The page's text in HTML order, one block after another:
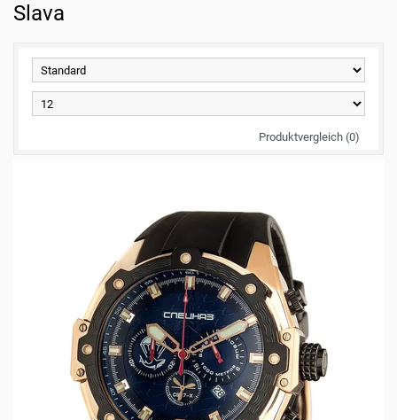
Slava
Produktvergleich (0)